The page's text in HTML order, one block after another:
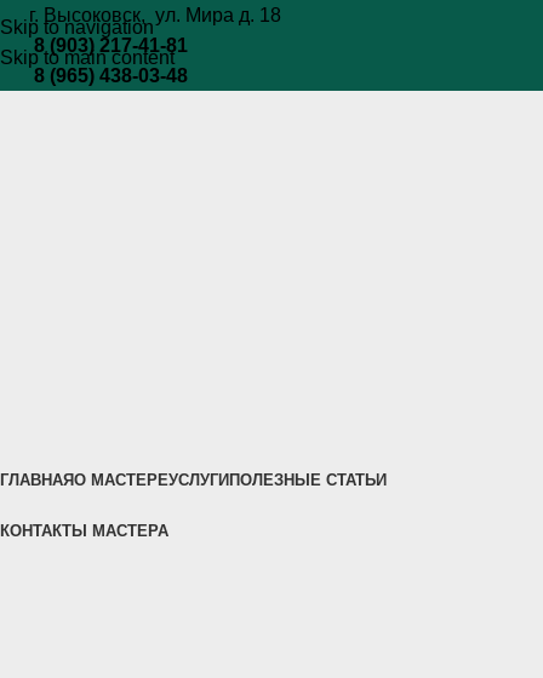
Skip to navigation
Skip to main content
г. Высоковск, ул. Мира д. 18
8 (903) 217-41-81
8 (965) 438-03-48
ГЛАВНАЯО МАСТЕРЕУСЛУГИПОЛЕЗНЫЕ СТАТЬИ
КОНТАКТЫ МАСТЕРА